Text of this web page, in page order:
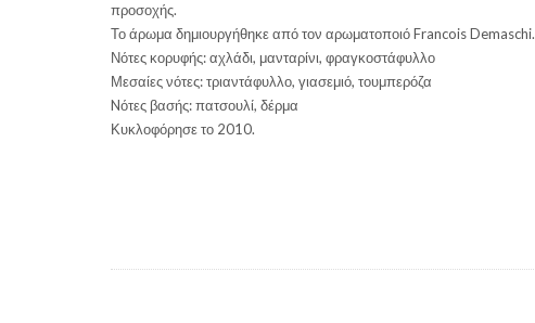
προσοχής.
Το άρωμα δημιουργήθηκε από τον αρωματοποιό Francois Demaschi.
Νότες κορυφής: αχλάδι, μανταρίνι, φραγκοστάφυλλο
Μεσαίες νότες: τριαντάφυλλο, γιασεμιό, τουμπερόζα
Nότες βασής: πατσουλί, δέρμα
Κυκλοφόρησε το 2010.